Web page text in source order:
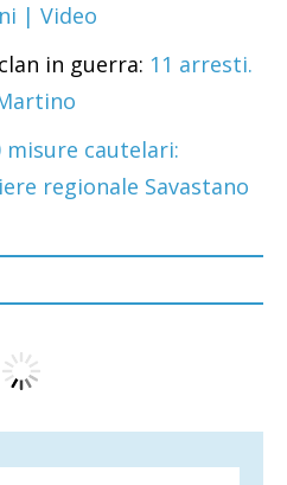
| Video
in guerra: 11 arresti.
misure cautelari:
regionale Savastano
a chi giova il